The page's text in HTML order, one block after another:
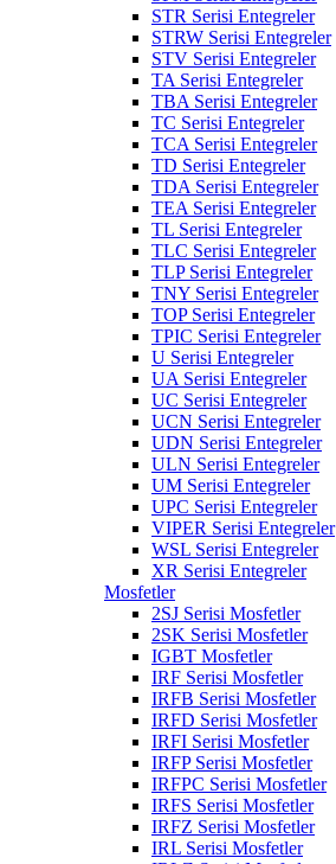
STR Serisi Entegreler
STRW Serisi Entegreler
STV Serisi Entegreler
TA Serisi Entegreler
TBA Serisi Entegreler
TC Serisi Entegreler
TCA Serisi Entegreler
TD Serisi Entegreler
TDA Serisi Entegreler
TEA Serisi Entegreler
TL Serisi Entegreler
TLC Serisi Entegreler
TLP Serisi Entegreler
TNY Serisi Entegreler
TOP Serisi Entegreler
TPIC Serisi Entegreler
U Serisi Entegreler
UA Serisi Entegreler
UC Serisi Entegreler
UCN Serisi Entegreler
UDN Serisi Entegreler
ULN Serisi Entegreler
UM Serisi Entegreler
UPC Serisi Entegreler
VIPER Serisi Entegreler
WSL Serisi Entegreler
XR Serisi Entegreler
Mosfetler
2SJ Serisi Mosfetler
2SK Serisi Mosfetler
IGBT Mosfetler
IRF Serisi Mosfetler
IRFB Serisi Mosfetler
IRFD Serisi Mosfetler
IRFI Serisi Mosfetler
IRFP Serisi Mosfetler
IRFPC Serisi Mosfetler
IRFS Serisi Mosfetler
IRFZ Serisi Mosfetler
IRL Serisi Mosfetler